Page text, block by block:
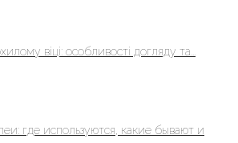
віці: особливості догляду та...
где используются, какие бывают и